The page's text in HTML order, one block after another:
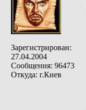
Зарегистрирован:
27.04.2004
Сообщения: 96473
Откуда: г.Киев